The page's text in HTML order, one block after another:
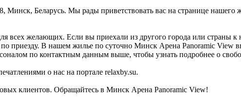
Беларусь. Мы рады приветствовать вас на странице нашего
всех желающих. Если вы приехали из другого города или страны
приезду. В нашем жилье по суточно Минск Арена Panoramic View
по контактным данным выше, чтобы узнать подробнее о
о нас на портале relaxby.su.
клиентов. Обращайтесь в Минск Арена Panoramic View!